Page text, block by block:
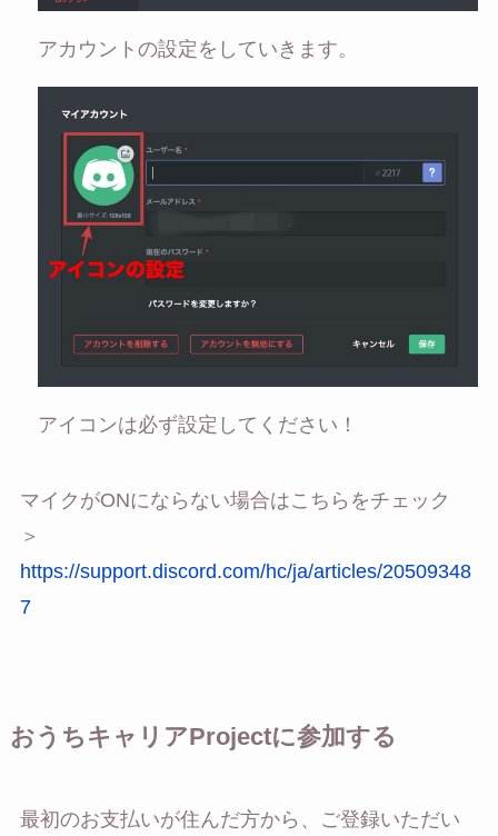
アカウントの設定をしていきます。
アイコンは必ず設定してください！
マイクがONにならない場合はこちらをチェック
＞
https://support.discord.com/hc/ja/articles/20509348
7
おうちキャリアProjectに参加する
最初のお支払いが住んだ方から、ご登録いただい